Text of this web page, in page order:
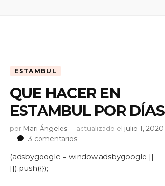
ESTAMBUL
QUE HACER EN
ESTAMBUL POR DÍAS
por Mari Ángeles actualizado el julio 1, 2020
3 comentariosen
HACER
(adsbygoogle = window.adsbygoogle ||
[]).push({});